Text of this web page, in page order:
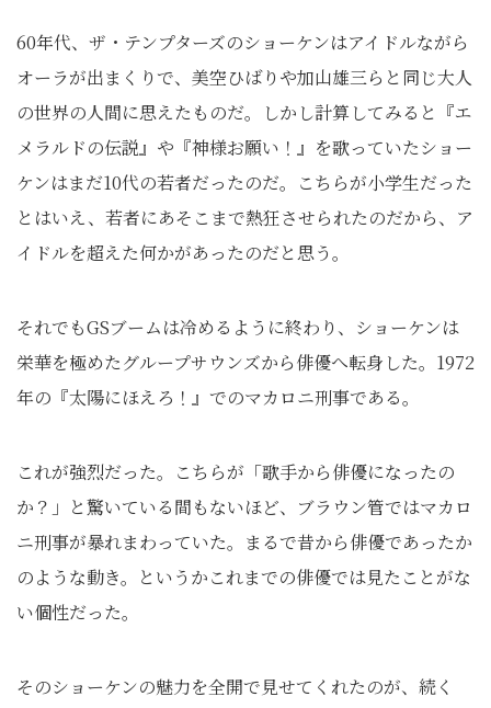
60年代、ザ・テンプターズのショーケンはアイドルながら
オーラが出まくりで、美空ひばりや加山雄三らと同じ大人
の世界の人間に思えたものだ。しかし計算してみると『エ
メラルドの伝説』や『神様お願い！』を歌っていたショー
ケンはまだ10代の若者だったのだ。こちらが小学生だった
とはいえ、若者にあそこまで熱狂させられたのだから、ア
イドルを超えた何かがあったのだと思う。
それでもGSブームは冷めるように終わり、ショーケンは
栄華を極めたグループサウンズから俳優へ転身した。1972
年の『太陽にほえろ！』でのマカロニ刑事である。
これが強烈だった。こちらが「歌手から俳優になったの
か？」と驚いている間もないほど、ブラウン管ではマカロ
ニ刑事が暴れまわっていた。まるで昔から俳優であったか
のような動き。というかこれまでの俳優では見たことがな
い個性だった。
そのショーケンの魅力を全開で見せてくれたのが、続く